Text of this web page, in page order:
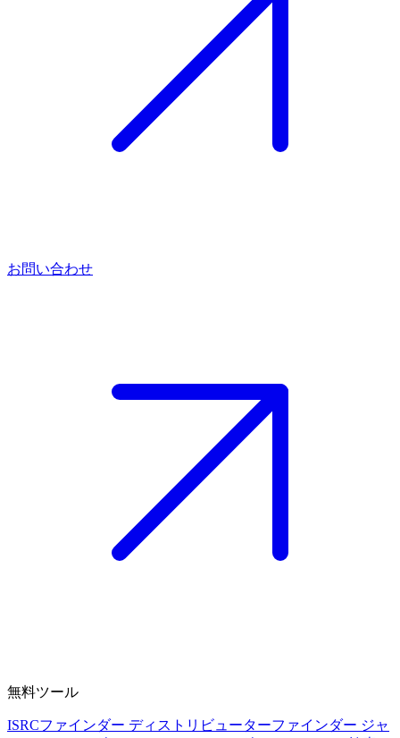
お問い合わせ
無料ツール
ISRCファインダー ディストリビューターファインダー ジャ